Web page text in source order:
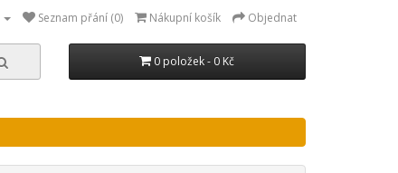
Seznam přání (0) Nákupní košík Objednat
0 položek - 0 Kč